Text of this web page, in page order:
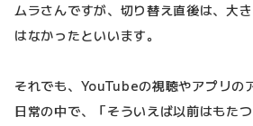
ムラさんですが、切り替え直後は、大
はなかったといいます。
それでも、YouTubeの視聴やアプリの
日常の中で、「そういえば以前はもた